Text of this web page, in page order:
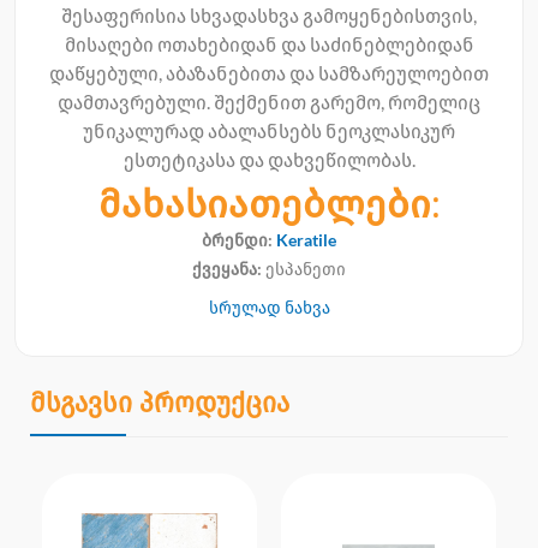
შესაფერისია სხვადასხვა გამოყენებისთვის,
მისაღები ოთახებიდან და საძინებლებიდან
დაწყებული, აბაზანებითა და სამზარეულოებით
დამთავრებული. შექმენით გარემო, რომელიც
უნიკალურად აბალანსებს ნეოკლასიკურ
ესთეტიკასა და დახვეწილობას.
მახასიათებლები:
ბრენდი: Keratile
ქვეყანა: ესპანეთი
სრულად ნახვა
მსგავსი პროდუქცია